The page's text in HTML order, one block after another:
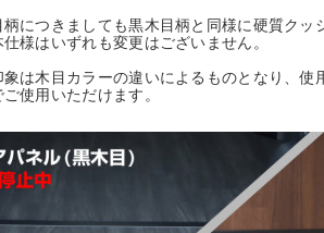
につきましても黒木目柄と同様に硬質クッ
様はいずれも変更はございません。
は木目カラーの違いによるものとなり、使
使用いただけます。